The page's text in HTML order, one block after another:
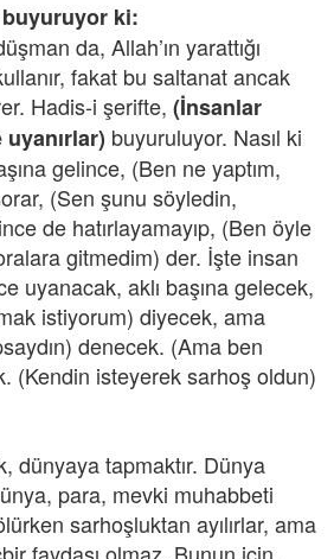
ki:
da, Allah’ın yarattığı
fakat bu saltanat ancak
Hadis-i şerifte, (İnsanlar
buyuruluyor. Nasıl ki
gelince, (Ben ne yaptım,
(Sen şunu söyledin,
de hatırlayamayıp, (Ben öyle
gitmedim) der. İşte insan
uyanacak, aklı başına gelecek,
istiyorum) diyecek, ama
denecek. (Ama ben
(Kendin isteyerek sarhoş oldun)
dünyaya tapmaktır. Dünya
para, mevki muhabbeti
sarhoşluktan ayılırlar, ama